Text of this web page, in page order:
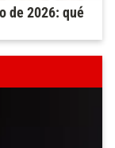
de 2026: qué